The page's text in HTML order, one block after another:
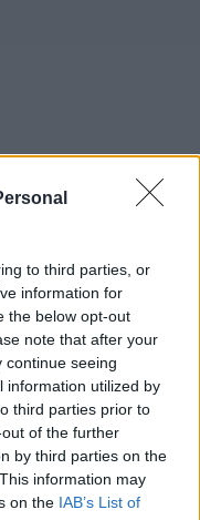
to third parties, or
information for
the below opt-out
note that after your
continue seeing
information utilized by
third parties prior to
of the further
by third parties on the
information may
on the IAB’s List of
od podstaw bez stania
Sprawdziłam,
Łącznie jest ich